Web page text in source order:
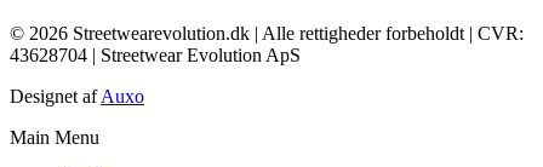
© 2026 Streetwearevolution.dk | Alle rettigheder forbeholdt | CVR:
43628704 | Streetwear Evolution ApS
Designet afAuxo
Main Menu